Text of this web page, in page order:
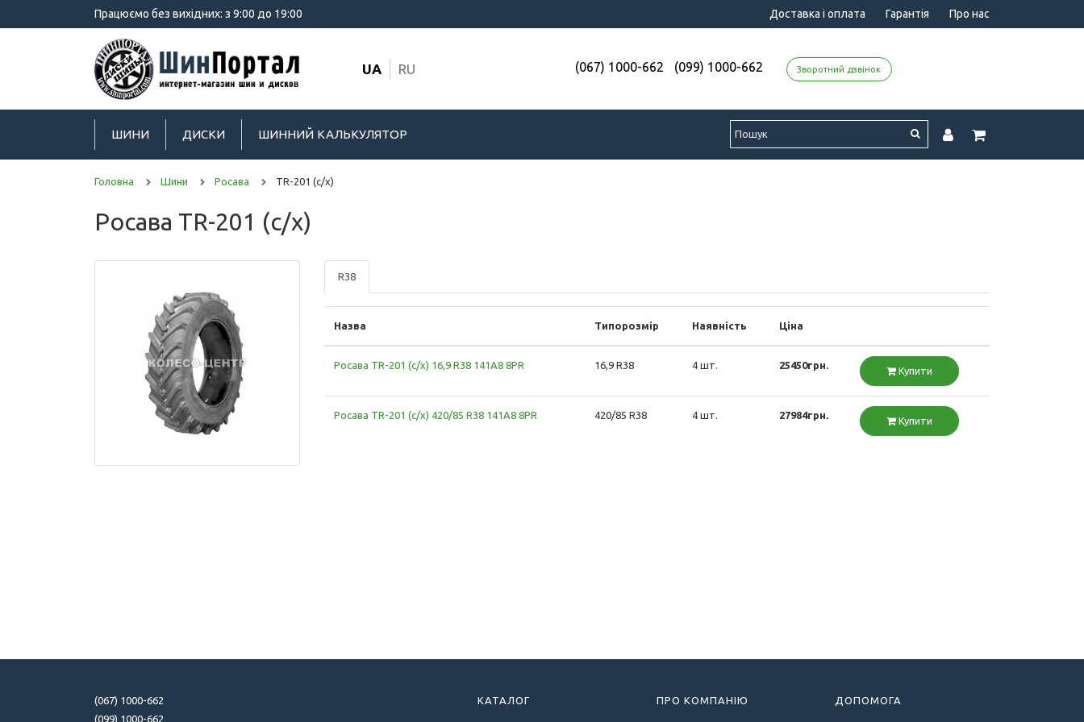
Працюємо без вихідних: з 9:00 до 19:00 Доставка і оплата Гарантія Про нас
UA RU (067) 1000-662 (099) 1000-662 Зворотний дзвінок
ШИНИ ДИСКИ ШИННИЙ КАЛЬКУЛЯТОР
Головна Шини Росава TR-201 (с/х)
Росава TR-201 (с/х)
R38
Назва Типорозмір Наявність Ціна
Росава TR-201 (с/х) 16,9 R38 141A8 8PR 16,9 R38 4 шт. 25450грн. Купити
Росава TR-201 (с/х) 420/85 R38 141A8 8PR 420/85 R38 4 шт. 27984грн. Купити
(067) 1000-662
(099) 1000-662
КАТАЛОГ ПРО КОМПАНІЮ ДОПОМОГА